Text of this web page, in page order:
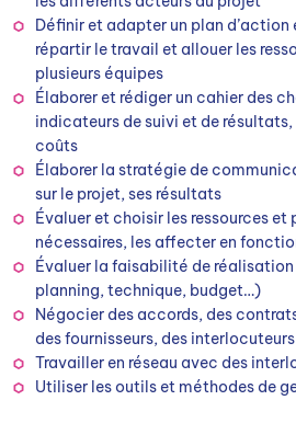
Définir et adapter un plan
répartir le travail et allouer les
plusieurs équipes
Élaborer et rédiger un cahier des
indicateurs de suivi et de
coûts
Élaborer la stratégie de
sur le projet, ses résultats
Évaluer et choisir les ressources
nécessaires, les affecter en
Évaluer la faisabilité de réalisation
planning, technique, budget…)
Négocier des accords, des
des fournisseurs, des
Travailler en réseau avec des
Utiliser les outils et méthodes de